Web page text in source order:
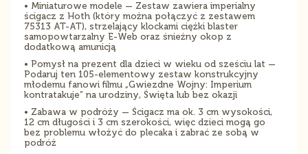
• Miniaturowe modele — Zestaw zawiera imperialny
ścigacz z Hoth (który można połączyć z zestawem
75313 AT-AT), strzelający klockami ciężki blaster
samopowtarzalny E-Web oraz śnieżny okop z
dodatkową amunicją
• Pomysł na prezent dla dzieci w wieku od sześciu lat —
Podaruj ten 105-elementowy zestaw konstrukcyjny
młodemu fanowi filmu „Gwiezdne Wojny: Imperium
kontratakuje” na urodziny, Święta lub bez okazji
• Zabawa w podróży — Ścigacz ma ok. 3 cm wysokości,
12 cm długości i 3 cm szerokości, więc dzieci mogą go
bez problemu włożyć do plecaka i zabrać ze sobą w
podróż